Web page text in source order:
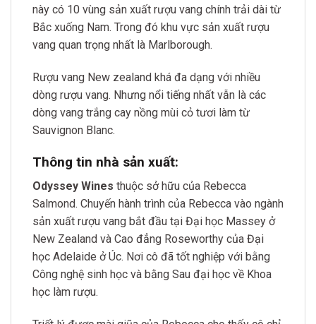
này có 10 vùng sản xuất rượu vang chính trải dài từ
Bắc xuống Nam. Trong đó khu vực sản xuất rượu
vang quan trọng nhất là Marlborough.
Rượu vang New zealand khá đa dạng với nhiều
dòng rượu vang. Nhưng nổi tiếng nhất vẫn là các
dòng vang trắng cay nồng mùi cỏ tươi làm từ
Sauvignon Blanc.
Thông tin nhà sản xuất:
Odyssey Wines thuộc sở hữu của Rebecca
Salmond. Chuyến hành trình của Rebecca vào ngành
sản xuất rượu vang bắt đầu tại Đại học Massey ở
New Zealand và Cao đẳng Roseworthy của Đại
học Adelaide ở Úc. Nơi cô đã tốt nghiệp với bằng
Công nghệ sinh học và bằng Sau đại học về Khoa
học làm rượu.